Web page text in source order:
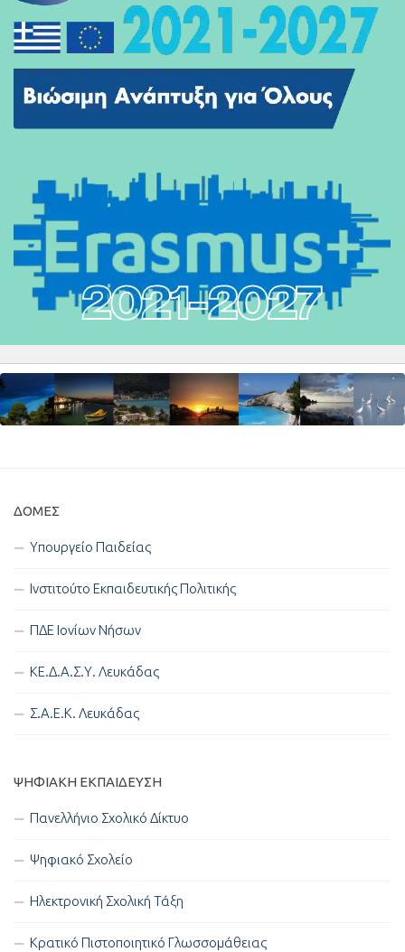
ΔΟΜΈΣ
Υπουργείο Παιδείας
Ινστιτούτο Εκπαιδευτικής Πολιτικής
ΠΔΕ Ιονίων Νήσων
ΚΕ.Δ.Α.Σ.Υ. Λευκάδας
Σ.Α.Ε.Κ. Λευκάδας
ΨΗΦΙΑΚΉ ΕΚΠΑΊΔΕΥΣΗ
Πανελλήνιο Σχολικό Δίκτυο
Ψηφιακό Σχολείο
Ηλεκτρονική Σχολική Τάξη
Κρατικό Πιστοποιητικό Γλωσσομάθειας